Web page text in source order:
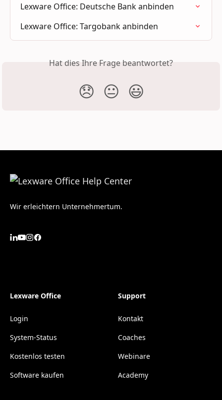
Lexware Office: Deutsche Bank anbinden
Lexware Office: Targobank anbinden
Hat dies Ihre Frage beantwortet?
😞 😐 😃
Wir erleichtern Unternehmertum.
Lexware Office
Login
System-Status
Kostenlos testen
Software kaufen
Support
Kontakt
Coaches
Webinare
Academy